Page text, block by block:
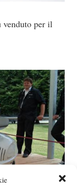
venduto per il